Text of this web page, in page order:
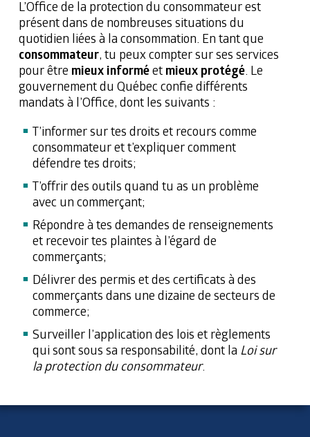
L’Office de la protection du consommateur est
présent dans de nombreuses situations du
quotidien liées à la consommation. En tant que
consommateur, tu peux compter sur ses services
pour être mieux informéet mieux protégé . Le
gouvernement du Québec confie différents
mandats à l’Office, dont les suivants :
T’informer sur tes droits et recours comme
consommateur et t’expliquer comment
défendre tes droits;
T’offrir des outils quand tu as un problème
avec un commerçant;
Répondre à tes demandes de renseignements
et recevoir tes plaintes à l’égard de
commerçants;
Délivrer des permis et des certificats à des
commerçants dans une dizaine de secteurs de
commerce;
Surveiller l’application des lois et règlements
qui sont sous sa responsabilité, dont la Loi sur
la protection du consommateur.